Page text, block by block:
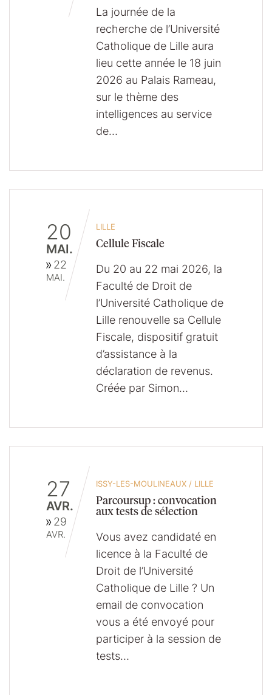
La journée de la
recherche de l’Université
Catholique de Lille aura
lieu cette année le 18 juin
2026 au Palais Rameau,
sur le thème des
intelligences au service
de…
20
MAI.
22
MAI.
LILLE
Cellule Fiscale
Du 20 au 22 mai 2026, la
Faculté de Droit de
l’Université Catholique de
Lille renouvelle sa Cellule
Fiscale, dispositif gratuit
d’assistance à la
déclaration de revenus.
Créée par Simon…
27
AVR.
29
AVR.
ISSY-LES-MOULINEAUX/ LILLE
Parcoursup : convocation
aux tests de sélection
Vous avez candidaté en
licence à la Faculté de
Droit de l’Université
Catholique de Lille ? Un
email de convocation
vous a été envoyé pour
participer à la session de
tests…